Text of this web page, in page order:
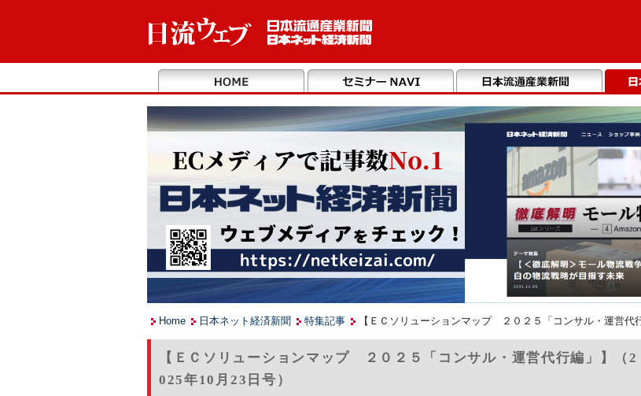
Home 日本ネット経済新聞 特集記事 【ＥＣソリューションマップ ２０２５「コンサル・運営代
【ＥＣソリューションマップ ２０２５「コンサル・運営代行編」】（2
025年10月23日号）